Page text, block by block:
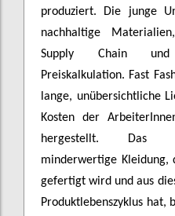
produziert. Die junge
nachhaltige
Supply Chain
Preiskalkulation. Fast
lange, unübersichtliche
Kosten der
hergestellt. Das
minderwertige Kleidung,
gefertigt wird und aus
Produktlebenszyklus hat,